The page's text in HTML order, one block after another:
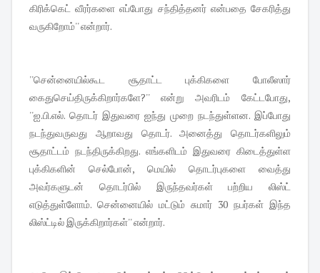
கிரிக்கெட் வீரர்களை எப்போது சந்தித்தனர் என்பதை சேகரித்து
வருகிறோம்'' என்றார்.
''சென்னையில்கூட சூதாட்ட புக்கிகளை போலீஸார்
கைதுசெய்திருக்கிறார்களே?'' என்று அவரிடம் கேட்டபோது,
''ஐ.பி.எல். தொடர் இதுவரை ஐந்து முறை நடந்துள்ளன. இப்போது
நடந்துவருவது ஆறாவது தொடர். அனைத்து தொடர்களிலும்
சூதாட்டம் நடந்திருக்கிறது. எங்களிடம் இதுவரை கிடைத்துள்ள
புக்கிகளின் செல்போன், மெயில் தொடர்புகளை வைத்து
அவர்களுடன் தொடர்பில் இருந்தவர்கள் பற்றிய லிஸ்ட்
எடுத்துள்ளோம். சென்னையில் மட்டும் சுமார் 30 நபர்கள் இந்த
லிஸ்ட்டில் இருக்கிறார்கள்'' என்றார்.